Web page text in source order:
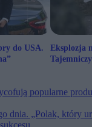
do USA.
Eksplozja
popularne
dnia. „Polak, który